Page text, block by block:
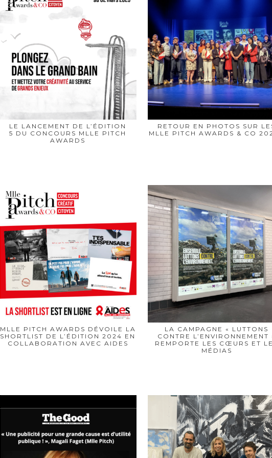
LE LANCEMENT DE L’ÉDITION
5 DU CONCOURS MLLE PITCH
AWARDS
RETOUR EN PHOTOS SUR
MLLE PITCH AWARDS & CO
MLLE PITCH AWARDS DÉVOILE LA
SHORTLIST DE L’ÉDITION 2024 EN
COLLABORATION AVEC AIDES
LA CAMPAGNE « LUTTONS
CONTRE L’ENVIRONNEMENT
REMPORTE LES CŒURS ET
MÉDIAS